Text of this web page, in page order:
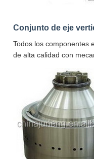
Conjunto de eje
Todos los componentes
de alta calidad con